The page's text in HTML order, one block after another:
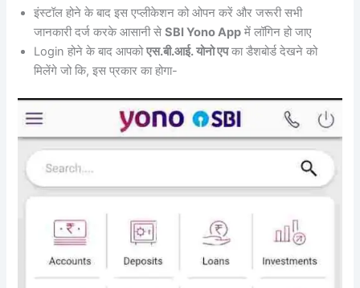
इंस्टॉल होने के बाद इस एप्लीकेशन को ओपन करें और जरूरी सभी
जानकारी दर्ज करके आसानी सेSBI Yono App में लॉगिन हो जाए
Login होने के बाद आपकोएस.बी.आई. योनो एपका डैशबोर्ड देखने को
मिलेंगे जो कि, इस प्रकार का होगा-